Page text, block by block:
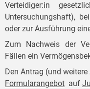
Verteidiger:in
Untersuchungshaft),
oder zur Ausführung
Zum Nachweis der
Fällen ein
Den Antrag (und
Formularangebot auf